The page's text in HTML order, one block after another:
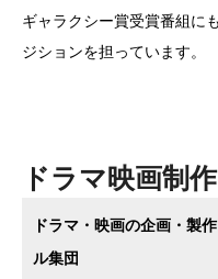
ギャラクシー賞受賞番組に
ジションを担っています。
ドラマ映画制作
ドラマ・映画の企画・製
ル集団